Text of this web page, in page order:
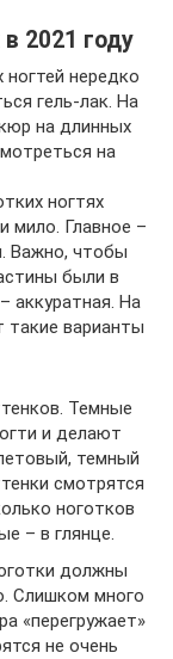
2021 году
нередко
гель-лак. На
на длинных
на
ногтях
мило. Главное –
Важно, чтобы
были в
аккуратная. На
такие варианты
Темные
и делают
темный
смотрятся
ноготков
– в глянце.
должны
Слишком много
«перегружает»
не очень